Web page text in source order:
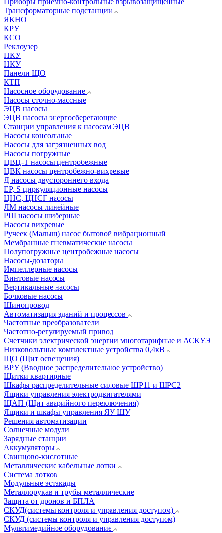
Приборы приёмно-контрольные взрывозащищённые
Трансформаторные подстанции
ЯКНО
КРУ
КСО
Реклоузер
ПКУ
НКУ
Панели ЩО
КТП
Насосное оборудование
Насосы сточно-массные
ЭЦВ насосы
ЭЦВ насосы энергосберегающие
Станции управления к насосам ЭЦВ
Насосы консольные
Насосы для загрязненных вод
Насосы погружные
ЦВЦ-Т насосы центробежные
ЦВК насосы центробежно-вихревые
Д насосы двустороннего входа
EP, S циркуляционные насосы
ЦНС, ЦНСГ насосы
ЛМ насосы линейные
РШ насосы шиберные
Насосы вихревые
Ручеек (Малыш) насос бытовой вибрационный
Мембранные пневматические насосы
Полупогружные центробежные насосы
Насосы-дозаторы
Импеллерные насосы
Винтовые насосы
Вертикальные насосы
Бочковые насосы
Шинопровод
Автоматизация зданий и процессов
Частотные преобразователи
Частотно-регулируемый привод
Счетчики электрической энергии многотарифные и АСКУЭ
Низковольтные комплектные устройства 0,4кВ
ЩО (Щит освещения)
ВРУ (Вводное распределительное устройство)
Щитки квартирные
Шкафы распределительные силовые ШР11 и ШРС2
Ящики управления электродвигателями
ЩАП (Щит аварийного переключения)
Ящики и шкафы управления ЯУ ШУ
Решения автоматизации
Солнечные модули
Зарядные станции
Аккумуляторы
Свинцово-кислотные
Металлические кабельные лотки
Система лотков
Модульные эстакады
Металлорукав и трубы металлические
Защита от дронов и БПЛА
СКУД(системы контроля и управления доступом)
СКУД (системы контроля и управления доступом)
Мультимедийное оборудование